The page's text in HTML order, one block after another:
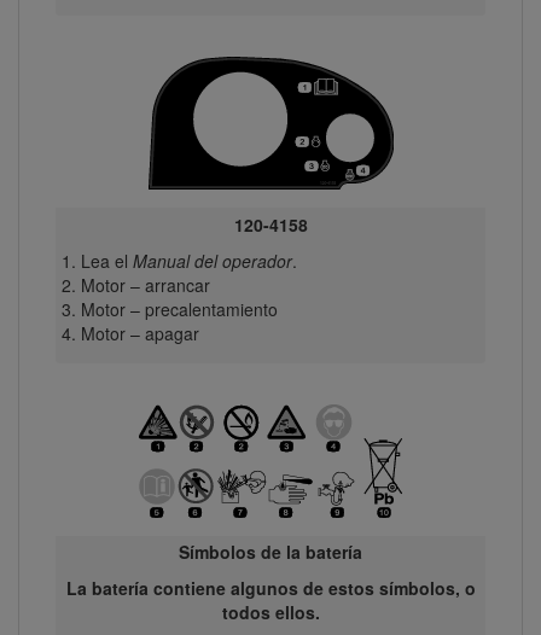
120-4158
Lea el Manual del operador.
Motor – arrancar
Motor – precalentamiento
Motor – apagar
Símbolos de la batería
La batería contiene algunos de estos símbolos, o
todos ellos.